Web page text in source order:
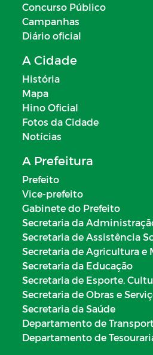
Concurso Público
Campanhas
Diário oficial
A Cidade
História
Mapa
Hino Oficial
Fotos da Cidade
Notícias
A Prefeitura
Prefeito
Vice-prefeito
Gabinete do Prefeito
Secretaria da
Secretaria de Assistência
Secretaria de Agricultura e
Secretaria da Educação
Secretaria de Esporte,
Secretaria de Obras e
Secretaria da Saúde
Departamento de
Departamento de